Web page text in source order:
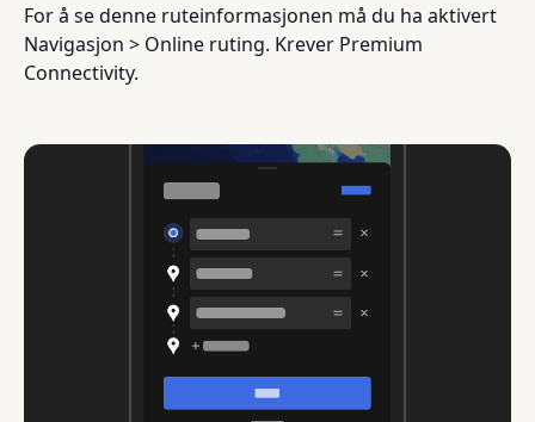
For å se denne ruteinformasjonen må du ha aktivert
Navigasjon > Online ruting. Krever Premium
Connectivity.